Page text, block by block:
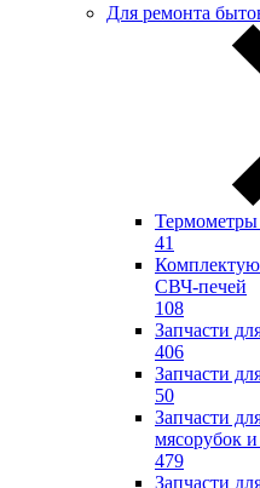
Для ремонта
Термометры
41
СВЧ-печей
108
Запчасти
406
Запчасти
50
Запчасти
мясорубок
479
Запчасти